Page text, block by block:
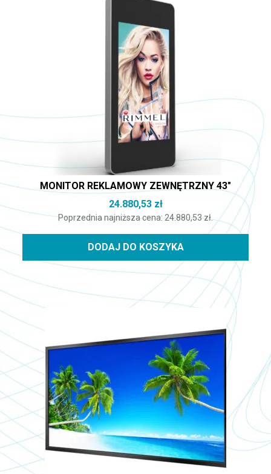
MONITOR REKLAMOWY ZEWNĘTRZNY 43″
24.880,53 zł
Poprzednia najniższa cena: 24.880,53zł.
DODAJ DO KOSZYKA